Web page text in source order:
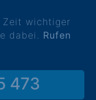
Zeit wichtiger
dabei. Rufen
473